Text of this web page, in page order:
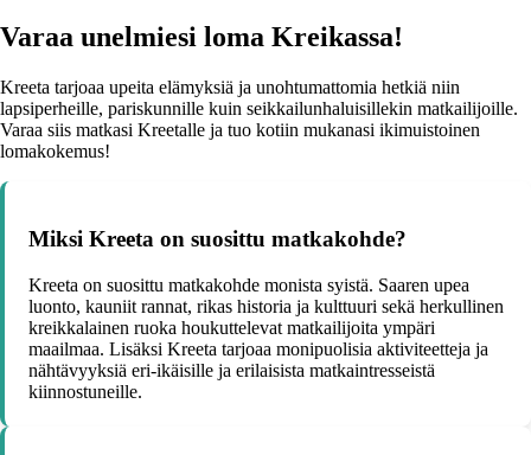
Varaa unelmiesi loma Kreikassa!
Kreeta tarjoaa upeita elämyksiä ja unohtumattomia hetkiä niin
lapsiperheille, pariskunnille kuin seikkailunhaluisillekin matkailijoille.
Varaa siis matkasi Kreetalle ja tuo kotiin mukanasi ikimuistoinen
lomakokemus!
Miksi Kreeta on suosittu matkakohde?
Kreeta on suosittu matkakohde monista syistä. Saaren upea
luonto, kauniit rannat, rikas historia ja kulttuuri sekä herkullinen
kreikkalainen ruoka houkuttelevat matkailijoita ympäri
maailmaa. Lisäksi Kreeta tarjoaa monipuolisia aktiviteetteja ja
nähtävyyksiä eri-ikäisille ja erilaisista matkaintresseistä
kiinnostuneille.